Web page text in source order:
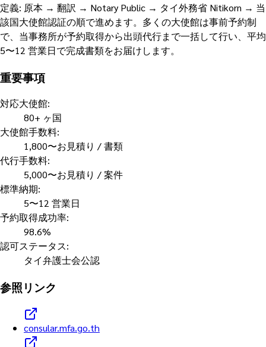
定義: 原本 → 翻訳 → Notary Public → タイ外務省 Nitikorn → 当
該国大使館認証の順で進めます。多くの大使館は事前予約制
で、当事務所が予約取得から出頭代行まで一括して行い、平均
5〜12 営業日で完成書類をお届けします。
重要事項
対応大使館:
80+ ヶ国
大使館手数料:
1,800〜お見積り / 書類
代行手数料:
5,000〜お見積り / 案件
標準納期:
5〜12 営業日
予約取得成功率:
98.6%
認可ステータス:
タイ弁護士会公認
参照リンク
consular.mfa.go.th